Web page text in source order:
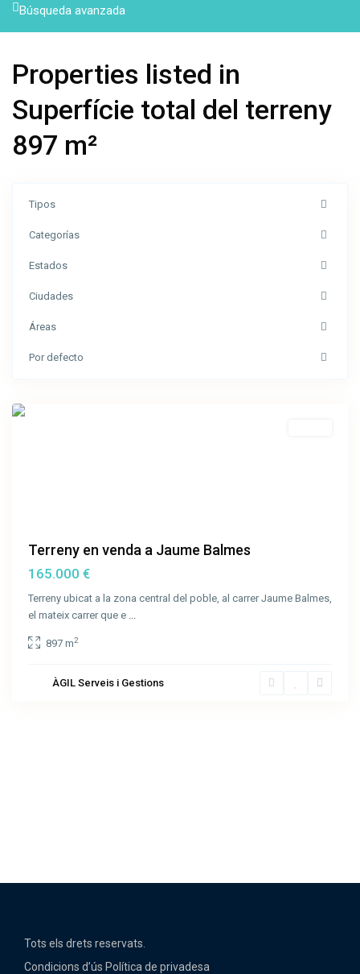
Búsqueda avanzada
Properties listed in
Superfície total del terreny
897 m²
Tipos
Categorías
Estados
Ciudades
Áreas
Por defecto
Jaume
Sant
Joan
Terreny en venda a Jaume Balmes
165.000 €
Terreny ubicat a la zona central del poble, al carrer Jaume Balmes,
el mateix carrer que e ...
897 m2
ÀGIL Serveis i Gestions
Tots els drets reservats.
Condicions d’ús Política de privadesa